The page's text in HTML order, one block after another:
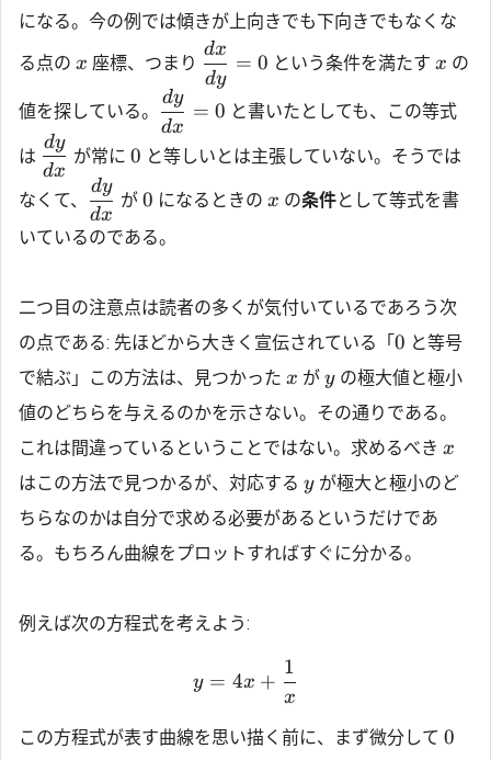
になる。今の例では傾きが上向きでも下向きでもなくな
る点の x 座標、つまり
dy
dx
= 0 という条件を満たすx の
値を探している。
dx
dy
= 0 と書いたとしても、この等式
は
dx
dy
が常に 0 と等しいとは主張していない。そうでは
なくて、
dx
dy
が 0 になるときの x の条件として等式を書
いているのである。
二つ目の注意点は読者の多くが気付いているであろう次
の点である: 先ほどから大きく宣伝されている「 0 と等号
で結ぶ」この方法は、見つかった x が yの極大値と極小
値のどちらを与えるのかを示さない。その通りである。
これは間違っているということではない。求めるべき x
はこの方法で見つかるが、対応する yが極大と極小のど
ちらなのかは自分で求める必要があるというだけであ
る。もちろん曲線をプロットすればすぐに分かる。
例えば次の方程式を考えよう:
y = 4x +
x
1
この方程式が表す曲線を思い描く前に、まず微分して 0